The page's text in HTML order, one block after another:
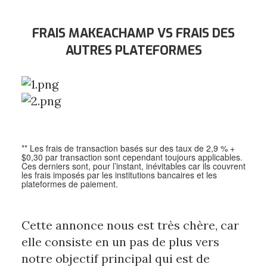
FRAIS MAKEACHAMP VS FRAIS DES
AUTRES PLATEFORMES
** Les frais de transaction basés sur des taux de 2,9 % +
$0,30 par transaction sont cependant toujours applicables.
Ces derniers sont, pour l’instant, inévitables car ils couvrent
les frais imposés par les institutions bancaires et les
plateformes de paiement.
Cette annonce nous est très chère, car
elle consiste en un pas de plus vers
notre objectif principal qui est de